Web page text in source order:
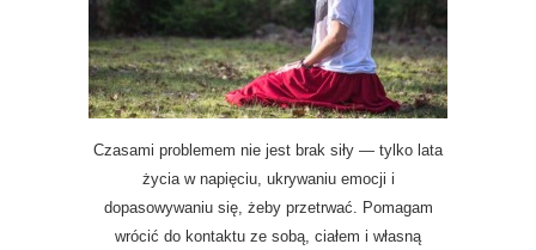
Czasami problemem nie jest brak siły — tylko lata
życia w napięciu, ukrywaniu emocji i
dopasowywaniu się, żeby przetrwać. Pomagam
wrócić do kontaktu ze sobą, ciałem i własną